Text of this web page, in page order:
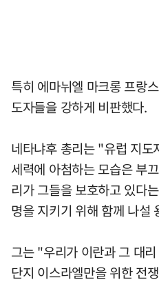
특히 에마뉘엘 마크롱 프랑
도자들을 강하게 비판했다.
네타냐후 총리는 "유럽 지
세력에 아첨하는 모습은 부
리가 그들을 보호하고 있다
명을 지키기 위해 함께 나설
그는 "우리가 이란과 그 대
단지 이스라엘만을 위한 전